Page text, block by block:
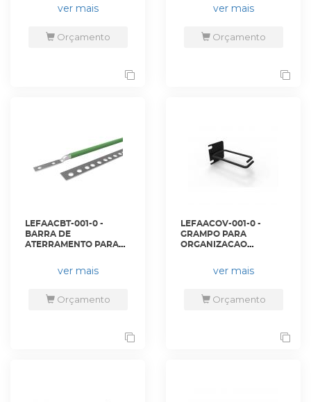
KW (12.000 BTU) -
SRCOOL3KTP33U -
ver mais
Orçamento
PRETO - 35152675 -
LIGHTERAver mais
Orçamento
LEFAACBT-001-0 -
BARRA DE
ATERRAMENTO PARA
ver mais
Orçamento
LEFAACOV-001-0 -
GRAMPO PARA
ORGANIZACAO
PRETO - 35150528 -
LIGHTERAver mais
Orçamento